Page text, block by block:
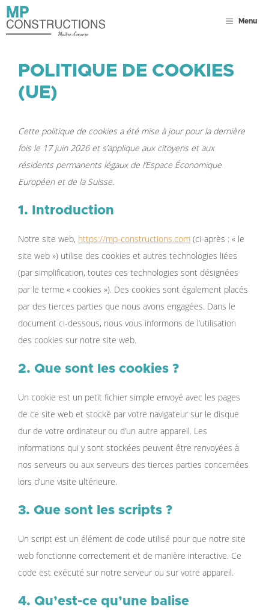
Menu
POLITIQUE DE COOKIES
(UE)
Cette politique de cookies a été mise à jour pour la dernière
fois le 17 juin 2026 et s’applique aux citoyens et aux
résidents permanents légaux de l’Espace Économique
Européen et de la Suisse.
1. Introduction
Notre site web, https://mp-constructions.com (ci-après : « le
site web ») utilise des cookies et autres technologies liées
(par simplification, toutes ces technologies sont désignées
par le terme « cookies »). Des cookies sont également placés
par des tierces parties que nous avons engagées. Dans le
document ci-dessous, nous vous informons de l’utilisation
des cookies sur notre site web.
2. Que sont les cookies ?
Un cookie est un petit fichier simple envoyé avec les pages
de ce site web et stocké par votre navigateur sur le disque
dur de votre ordinateur ou d’un autre appareil. Les
informations qui y sont stockées peuvent être renvoyées à
nos serveurs ou aux serveurs des tierces parties concernées
lors d’une visite ultérieure.
3. Que sont les scripts ?
Un script est un élément de code utilisé pour que notre site
web fonctionne correctement et de manière interactive. Ce
code est exécuté sur notre serveur ou sur votre appareil.
4. Qu’est-ce qu’une balise